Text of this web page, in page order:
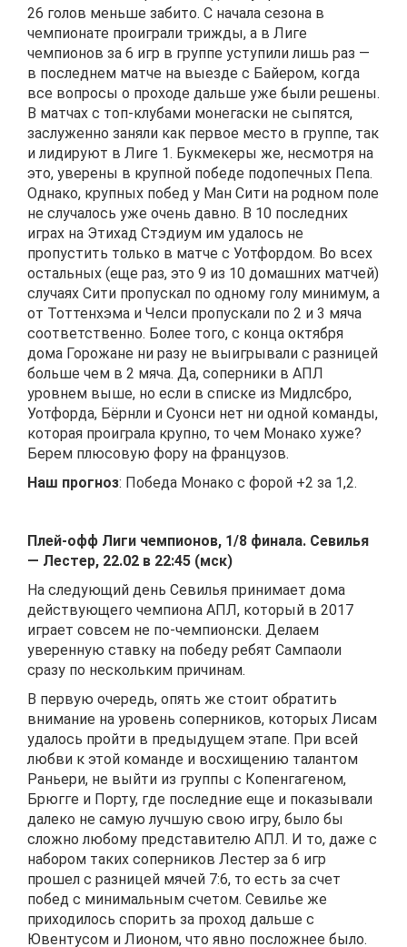
26 голов меньше забито. С начала сезона в
чемпионате проиграли трижды, а в Лиге
чемпионов за 6 игр в группе уступили лишь раз —
в последнем матче на выезде с Байером, когда
все вопросы о проходе дальше уже были решены.
В матчах с топ-клубами монегаски не сыпятся,
заслуженно заняли как первое место в группе, так
и лидируют в Лиге 1. Букмекеры же, несмотря на
это, уверены в крупной победе подопечных Пепа.
Однако, крупных побед у Ман Сити на родном поле
не случалось уже очень давно. В 10 последних
играх на Этихад Стэдиум им удалось не
пропустить только в матче с Уотфордом. Во всех
остальных (еще раз, это 9 из 10 домашних матчей)
случаях Сити пропускал по одному голу минимум, а
от Тоттенхэма и Челси пропускали по 2 и 3 мяча
соответственно. Более того, с конца октября
дома Горожане ни разу не выигрывали с разницей
больше чем в 2 мяча. Да, соперники в АПЛ
уровнем выше, но если в списке из Мидлсбро,
Уотфорда, Бёрнли и Суонси нет ни одной команды,
которая проиграла крупно, то чем Монако хуже?
Берем плюсовую фору на французов.
Наш прогноз: Победа Монако с форой +2 за 1,2.
Плей-офф Лиги чемпионов, 1/8 финала. Севилья
— Лестер, 22.02 в 22:45 (мск)
На следующий день Севилья принимает дома
действующего чемпиона АПЛ, который в 2017
играет совсем не по-чемпионски. Делаем
уверенную ставку на победу ребят Сампаоли
сразу по нескольким причинам.
В первую очередь, опять же стоит обратить
внимание на уровень соперников, которых Лисам
удалось пройти в предыдущем этапе. При всей
любви к этой команде и восхищению талантом
Раньери, не выйти из группы с Копенгагеном,
Брюгге и Порту, где последние еще и показывали
далеко не самую лучшую свою игру, было бы
сложно любому представителю АПЛ. И то, даже с
набором таких соперников Лестер за 6 игр
прошел с разницей мячей 7:6, то есть за счет
побед с минимальным счетом. Севилье же
приходилось спорить за проход дальше с
Ювентусом и Лионом, что явно посложнее было.